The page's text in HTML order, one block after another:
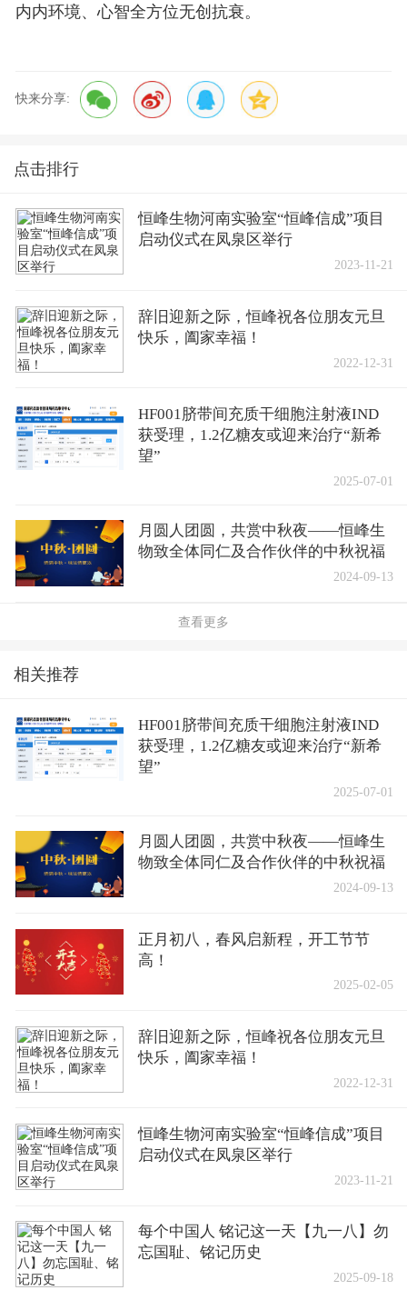
内内环境、心智全方位无创抗衰。
快来分享:
点击排行
恒峰生物河南实验室“恒峰信成”项目
启动仪式在凤泉区举行
2023-11-21
辞旧迎新之际，恒峰祝各位朋友元旦
快乐，阖家幸福！
2022-12-31
HF001脐带间充质干细胞注射液IND
获受理，1.2亿糖友或迎来治疗“新希
望”
2025-07-01
月圆人团圆，共赏中秋夜——恒峰生
物致全体同仁及合作伙伴的中秋祝福
2024-09-13
查看更多
相关推荐
HF001脐带间充质干细胞注射液IND
获受理，1.2亿糖友或迎来治疗“新希
望”
2025-07-01
月圆人团圆，共赏中秋夜——恒峰生
物致全体同仁及合作伙伴的中秋祝福
2024-09-13
正月初八，春风启新程，开工节节
高！
2025-02-05
辞旧迎新之际，恒峰祝各位朋友元旦
快乐，阖家幸福！
2022-12-31
恒峰生物河南实验室“恒峰信成”项目
启动仪式在凤泉区举行
2023-11-21
每个中国人 铭记这一天【九一八】勿
忘国耻、铭记历史
2025-09-18